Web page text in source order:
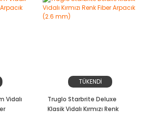
Vidalı
TÜKENDİ
Truglo Starbrite Deluxe
Klasik Vidalı Kırmızı Renk